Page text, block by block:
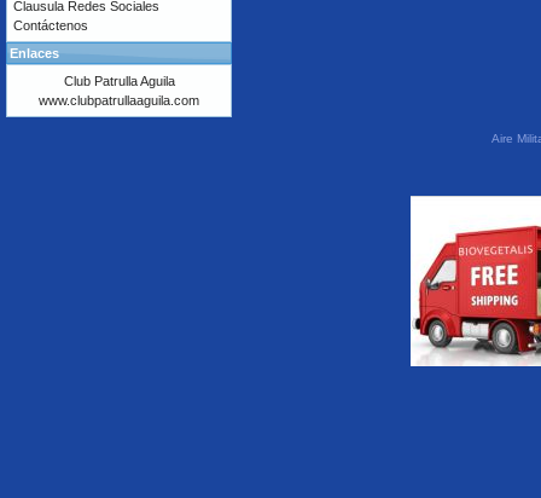
Clausula Redes Sociales
Contáctenos
Enlaces
Club Patrulla Aguila
www.clubpatrullaaguila.com
Aire